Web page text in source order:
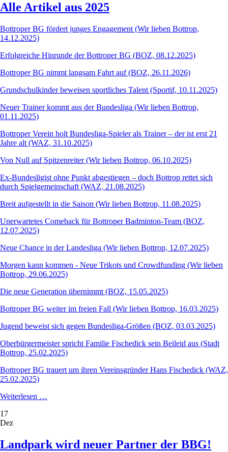
Alle Artikel aus 2025
Bottroper BG fördert junges Engagement (Wir lieben Bottrop,
14.12.2025)
Erfolgreiche Hinrunde der Bottroper BG (BOZ, 08.12.2025)
Bottroper BG nimmt langsam Fahrt auf (BOZ, 26.11.2026)
Grundschulkinder beweisen sportliches Talent (Sportif, 10.11.2025)
Neuer Trainer kommt aus der Bundesliga (Wir lieben Bottrop,
01.11.2025)
Bottroper Verein holt Bundesliga-Spieler als Trainer – der ist erst 21
Jahre alt (WAZ, 31.10.2025)
Von Null auf Spitzenreiter (Wir lieben Bottrop, 06.10.2025)
Ex-Bundesligist ohne Punkt abgestiegen – doch Bottrop rettet sich
durch Spielgemeinschaft (WAZ, 21.08.2025)
Breit aufgestellt in die Saison (Wir lieben Bottrop, 11.08.2025)
Unerwartetes Comeback für Bottroper Badminton-Team (BOZ,
12.07.2025)
Neue Chance in der Landesliga (Wir lieben Bottrop, 12.07.2025)
Morgen kann kommen - Neue Trikots und Crowdfunding (Wir lieben
Bottrop, 29.06.2025)
Die neue Generation übernimmt (BOZ, 15.05.2025)
Bottroper BG weiter im freien Fall (Wir lieben Bottrop, 16.03.2025)
Jugend beweist sich gegen Bundesliga-Größen (BOZ, 03.03.2025)
Oberbürgermeister spricht Familie Fischedick sein Beileid aus (Stadt
Bottrop, 25.02.2025)
Bottroper BG trauert um ihren Vereinsgründer Hans Fischedick (WAZ,
25.02.2025)
Weiterlesen …
17
Dez
Landpark wird neuer Partner der BBG!